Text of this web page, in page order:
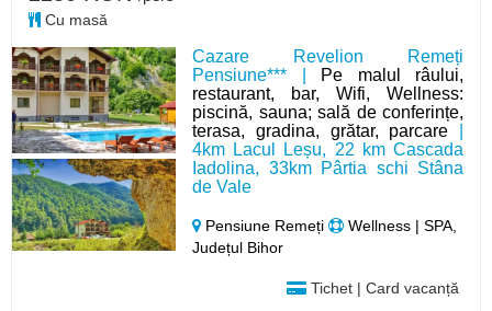
Cazare Revelion Remeți
Pensiune*** |
Pe malul râului,
restaurant, bar, Wifi, Wellness:
piscină, sauna; sală de conferințe,
terasa, gradina, grătar, parcare
4km Lacul Leșu, 22 km Cascada
Iadolina, 33km Pârtia schi Stâna
de Vale
Pensiune Remeți
Wellness | SPA,
Județul Bihor
Tichet | Card vacanță
Cu masă